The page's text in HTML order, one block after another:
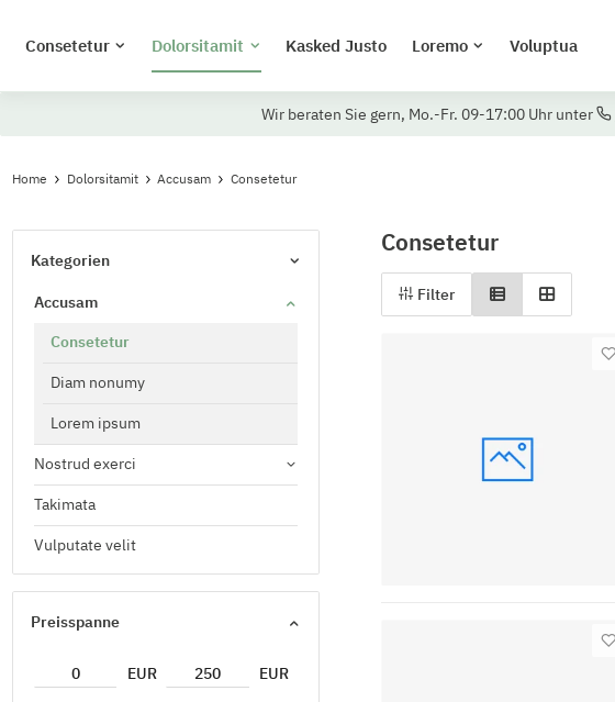
Consetetur Dolorsitamit Kasked Justo Loremo Voluptua
Wir beraten Sie gern, Mo.-Fr. 09-17:00 Uhr unter
Home Dolorsitamit Accusam Consetetur
Consetetur
Filter
Kategorien
Accusam
Consetetur
Diam nonumy
Lorem ipsum
Nostrud exerci
Takimata
Vulputate velit
Preisspanne
EUR EUR